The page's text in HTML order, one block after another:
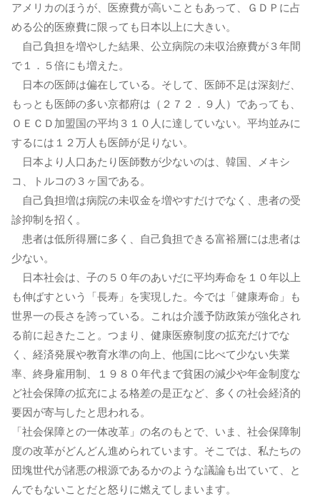
アメリカのほうが、医療費が高いこともあって、ＧＤＰに占
める公的医療費に限っても日本以上に大きい。
自己負担を増やした結果、公立病院の未収治療費が３年間
で１．５倍にも増えた。
日本の医師は偏在している。そして、医師不足は深刻だ、
もっとも医師の多い京都府は（２７２．９人）であっても、
ＯＥＣＤ加盟国の平均３１０人に達していない。平均並みに
するには１２万人も医師が足りない。
日本より人口あたり医師数が少ないのは、韓国、メキシ
コ、トルコの３ヶ国である。
自己負担増は病院の未収金を増やすだけでなく、患者の受
診抑制を招く。
患者は低所得層に多く、自己負担できる富裕層には患者は
少ない。
日本社会は、子の５０年のあいだに平均寿命を１０年以上
も伸ばすという「長寿」を実現した。今では「健康寿命」も
世界一の長さを誇っている。これは介護予防政策が強化され
る前に起きたこと。つまり、健康医療制度の拡充だけでな
く、経済発展や教育水準の向上、他国に比べて少ない失業
率、終身雇用制、１９８０年代まで貧困の減少や年金制度な
ど社会保障の拡充による格差の是正など、多くの社会経済的
要因が寄与したと思われる。
「社会保障との一体改革」の名のもとで、いま、社会保障制
度の改革がどんどん進められています。そこでは、私たちの
団塊世代が諸悪の根源であるかのような議論も出ていて、と
んでもないことだと怒りに燃えてしまいます。